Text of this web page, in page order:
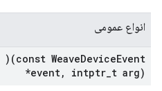
انواع عمومی
)(const WeaveDeviceEvent
*event, intptr t arg)